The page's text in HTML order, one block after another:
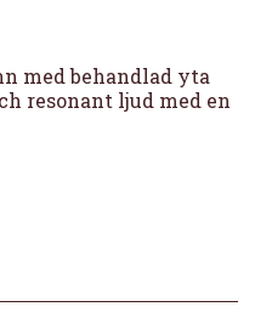
med behandlad yta
resonant ljud med en